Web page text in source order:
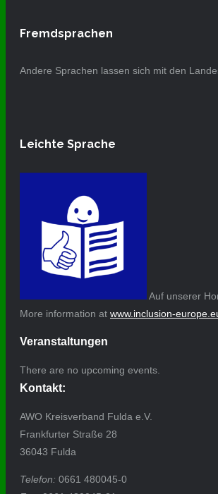
Fremdsprachen
Andere Sprachen lassen sich mit den
Leichte Sprache
Auf unserer
More information at www.inclusion-
Veranstaltungen
There are no upcoming events.
Kontakt:
AWO Kreisverband Fulda e.V.
Frankfurter Straße 28
36043 Fulda
Telefon: 0661 480045-0